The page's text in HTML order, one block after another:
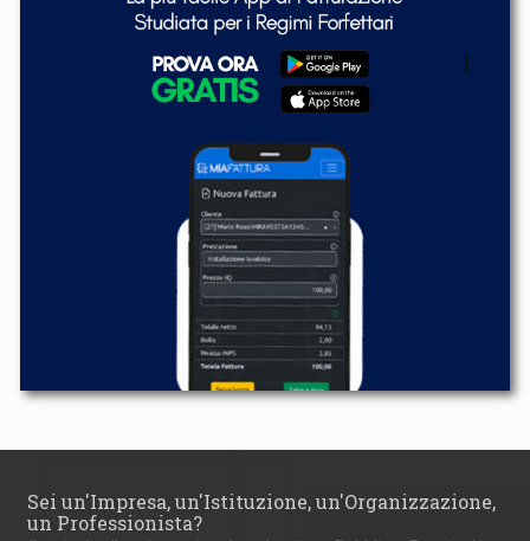
Sei un'Impresa, un'Istituzione, un'Organizzazione,
un Professionista?